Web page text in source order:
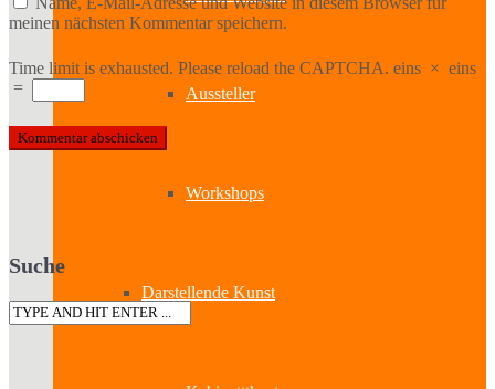
Aussteller
Workshops
Darstellende Kunst
meinen nächsten Kommentar speichern.
Time limit is exhausted. Please reload the CAPTCHA. eins × eins
=
Suche